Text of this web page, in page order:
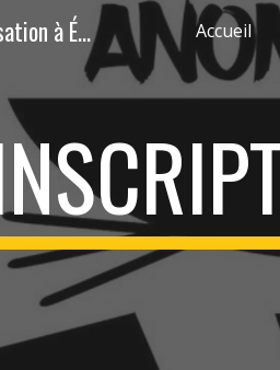
Skip to main content
Cie de la Juine - Théâtre d'improvisation à Étampes Accueil